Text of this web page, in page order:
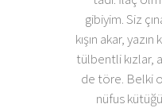
gibiyim. Siz
kışın akar,
tülbentli kızlar,
de töre. Belki
nüfus